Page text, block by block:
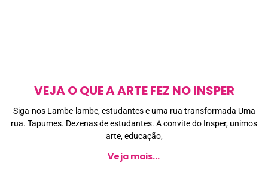
VEJA O QUE A ARTE FEZ NO INSPER
Siga-nos Lambe-lambe, estudantes e uma rua transformada Uma
rua. Tapumes. Dezenas de estudantes. A convite do Insper, unimos
arte, educação,
Veja mais...